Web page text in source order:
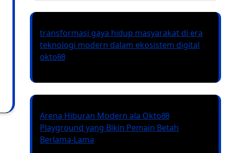
transformasi gaya hidup masyarakat di era
teknologi modern dalam ekosistem digital
okto88
Arena Hiburan Modern ala Okto88
Playground yang Bikin Pemain Betah
Berlama-Lama